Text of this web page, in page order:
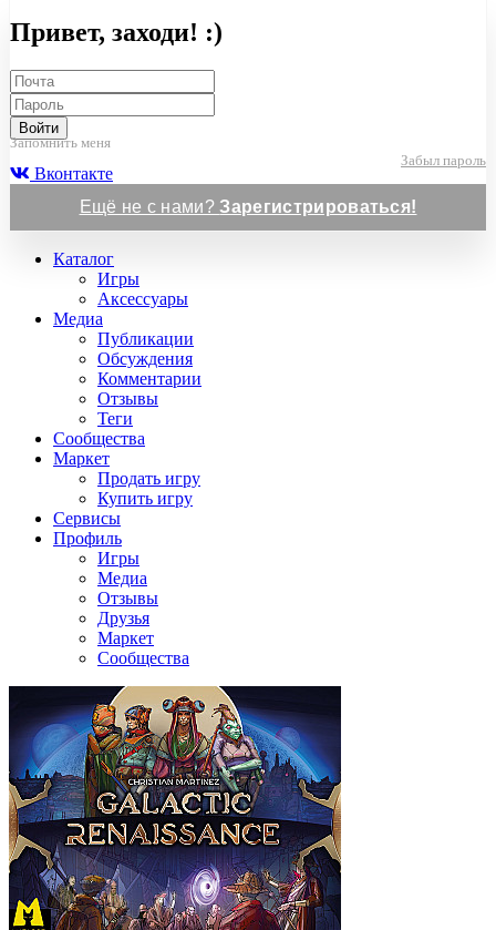
Привет, заходи! :)
Войти
Запомнить меня
Забыл пароль
Вконтакте
Ещё не с нами?Зарегистрироваться!
Каталог
Игры
Аксессуары
Медиа
Публикации
Обсуждения
Комментарии
Отзывы
Теги
Сообщества
Маркет
Продать игру
Купить игру
Сервисы
Профиль
Игры
Медиа
Отзывы
Друзья
Маркет
Сообщества